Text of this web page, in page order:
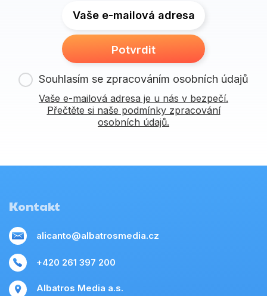
Vaše e-mailová adresa
Potvrdit
Souhlasím se zpracováním osobních údajů
Vaše e-mailová adresa je u nás v bezpečí.
Přečtěte si naše podmínky zpracování
osobních údajů.
Kontakt
alicanto@albatrosmedia.cz
+420 261 397 200
Albatros Media a.s.